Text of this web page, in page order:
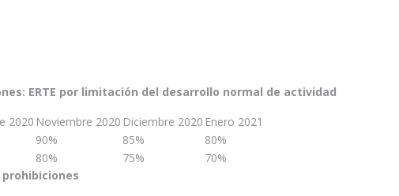
ERTE por limitación del desarrollo normal de actividad
2020 Noviembre 2020 Diciembre 2020 Enero 2021
90% 85%
80%
80% 75%
70%